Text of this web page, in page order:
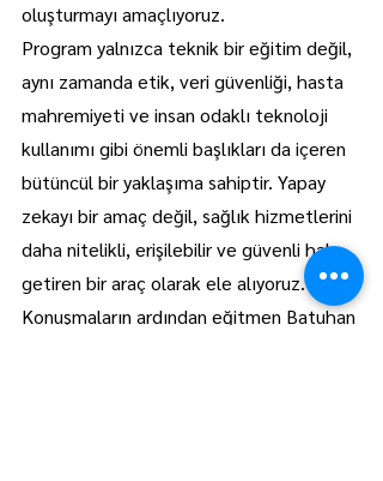
oluşturmayı amaçlıyoruz.
Program yalnızca teknik bir eğitim değil,
aynı zamanda etik, veri güvenliği, hasta
mahremiyeti ve insan odaklı teknoloji
kullanımı gibi önemli başlıkları da içeren
bütüncül bir yaklaşıma sahiptir. Yapay
zekayı bir amaç değil, sağlık hizmetlerini
daha nitelikli, erişilebilir ve güvenli hale
getiren bir araç olarak ele alıyoruz."
Konuşmaların ardından eğitmen Batuhan